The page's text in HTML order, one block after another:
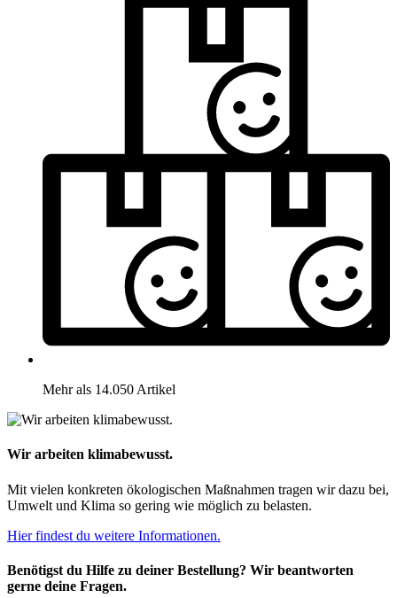
Mehr als 14.050 Artikel
Wir arbeiten klimabewusst.
Mit vielen konkreten ökologischen Maßnahmen tragen wir dazu bei,
Umwelt und Klima so gering wie möglich zu belasten.
Hier findest du weitere Informationen.
Benötigst du Hilfe zu deiner Bestellung? Wir beantworten
gerne deine Fragen.